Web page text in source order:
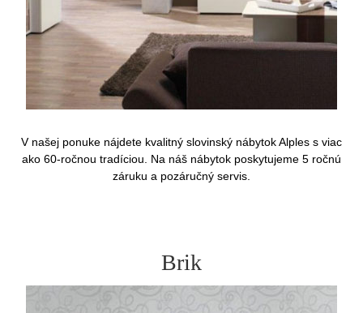
V našej ponuke nájdete kvalitný slovinský nábytok Alples s viac
ako 60-ročnou tradíciou. Na náš nábytok poskytujeme 5 ročnú
záruku a pozáručný servis.
Brik